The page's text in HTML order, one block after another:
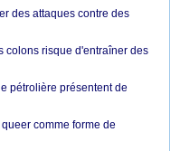
des attaques contre des
colons risque d'entraîner des
pétrolière présentent de
comme forme de